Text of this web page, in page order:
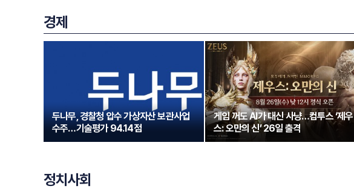
경제
두나무, 경찰청 압수 가상자산 보관사업
수주…기술평가 94.14점
게임 꺼도 AI가 대신 사냥…컴투스 ‘제우
스: 오만의 신’ 26일 출격
정치사회